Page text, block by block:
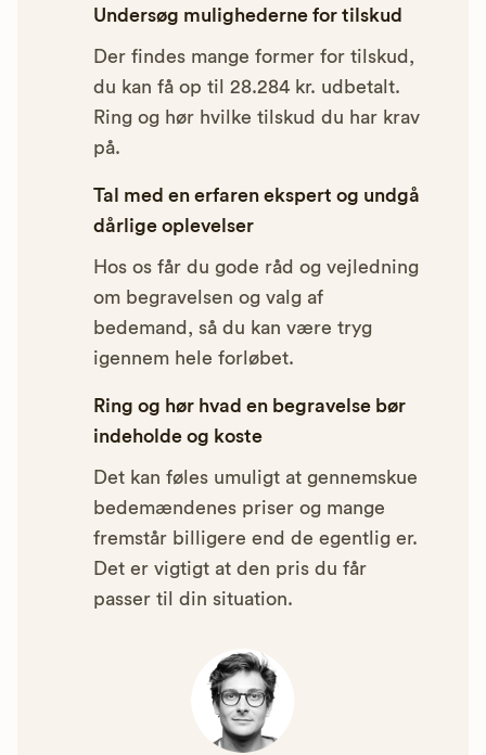
Undersøg mulighederne for tilskud
Der findes mange former for tilskud,
du kan få op til 28.284 kr. udbetalt.
Ring og hør hvilke tilskud du har krav
på.
Tal med en erfaren ekspert og undgå
dårlige oplevelser
Hos os får du gode råd og vejledning
om begravelsen og valg af
bedemand, så du kan være tryg
igennem hele forløbet.
Ring og hør hvad en begravelse bør
indeholde og koste
Det kan føles umuligt at gennemskue
bedemændenes priser og mange
fremstår billigere end de egentlig er.
Det er vigtigt at den pris du får
passer til din situation.